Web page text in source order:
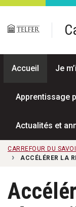
Passer au contenu
Accueil Je
Apprentissage
Actualités et
CARREFOUR DU
ACCÉLÉRER LA